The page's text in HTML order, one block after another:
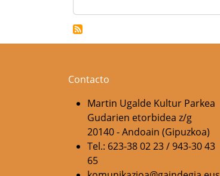
Contacto
Martin Ugalde Kultur Parkea
Gudarien etorbidea z/g
20140 - Andoain (Gipuzkoa)
Tel.: 623-38 02 23 / 943-30 43
65